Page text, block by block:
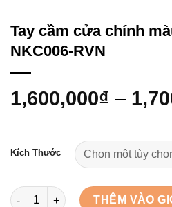
Tay cầm cửa chính
NKC006-RVN
1,600,000₫ –
Kích Thước
Tay cầm cửa chính màu vàng gold
THÊM VÀO